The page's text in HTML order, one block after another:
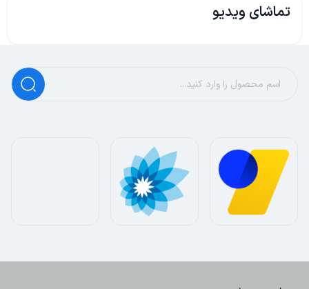
تماشای ویدیو